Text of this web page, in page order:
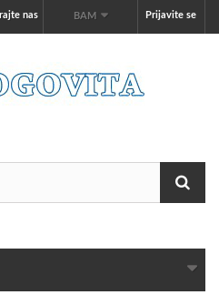
Prijavite se
BAM
nas